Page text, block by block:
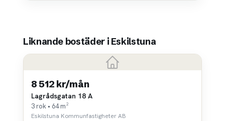
Liknande bostäder i Eskilstuna
8 512 kr/mån
Lagrådsgatan 18 A
3 rok • 64 m²
Eskilstuna Kommunfastigheter AB